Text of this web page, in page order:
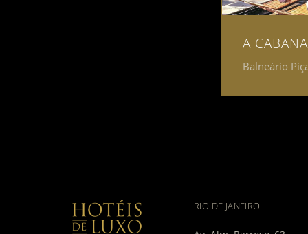
A
Balneário
RIO DE JANEIRO